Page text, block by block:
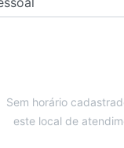
Sem horário
este local de